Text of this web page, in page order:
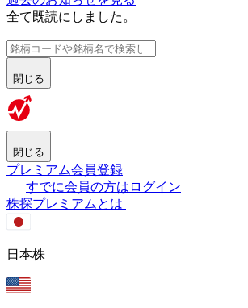
全て既読にしました。
閉じる
閉じる
プレミアム会員登録
すでに会員の方はログイン
株探プレミアムとは
日本株